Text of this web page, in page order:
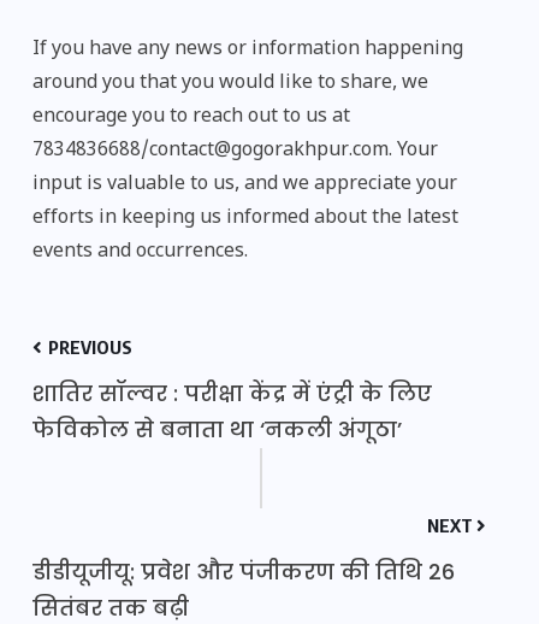
If you have any news or information happening
around you that you would like to share, we
encourage you to reach out to us at
7834836688/contact@gogorakhpur.com. Your
input is valuable to us, and we appreciate your
efforts in keeping us informed about the latest
events and occurrences.
PREVIOUS
शातिर सॉल्वर : परीक्षा केंद्र में एंट्री के लिए
फेविकोल से बनाता था ‘नकली अंगूठा’
NEXT
डीडीयूजीयू: प्रवेश और पंजीकरण की तिथि 26
सितंबर तक बढ़ी